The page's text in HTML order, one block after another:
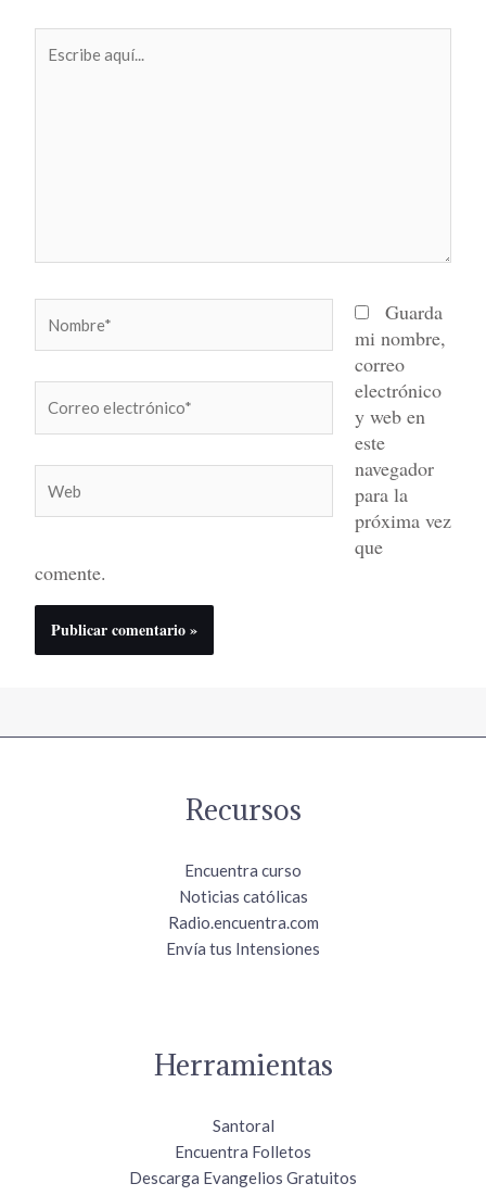
aquí...
electrónico*
Guarda
mi nombre,
correo
electrónico
y web en
este
navegador
para la
próxima vez
que
comente.
Recursos
Encuentra curso
Noticias católicas
Radio.encuentra.com
Envía tus Intensiones
Herramientas
Santoral
Encuentra Folletos
Descarga Evangelios Gratuitos